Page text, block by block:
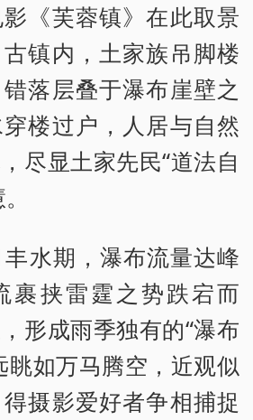
《芙蓉镇》在此取景
镇内，土家族吊脚楼
落层叠于瀑布崖壁之
楼过户，人居与自然
尽显土家先民“道法自
水期，瀑布流量达峰
裹挟雷霆之势跌宕而
形成雨季独有的“瀑布
眺如万马腾空，近观似
摄影爱好者争相捕捉